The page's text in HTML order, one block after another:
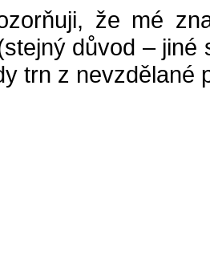
že mé
důvod –
trn z nevzdělané